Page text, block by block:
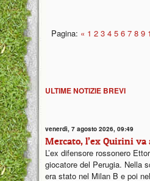
Pagina: « 1 2 3 4 5 6 7 8 9
ULTIME NOTIZIE BREVI
venerdì, 7 agosto 2026, 09:49
Mercato, l’ex Quirini va
L’ex difensore rossonero
giocatore del Perugia. Nella
era stato nel Milan B e poi